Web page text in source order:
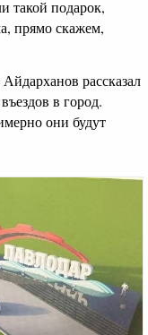
такой подарок,
прямо скажем,
рассказал
в город.
они будут